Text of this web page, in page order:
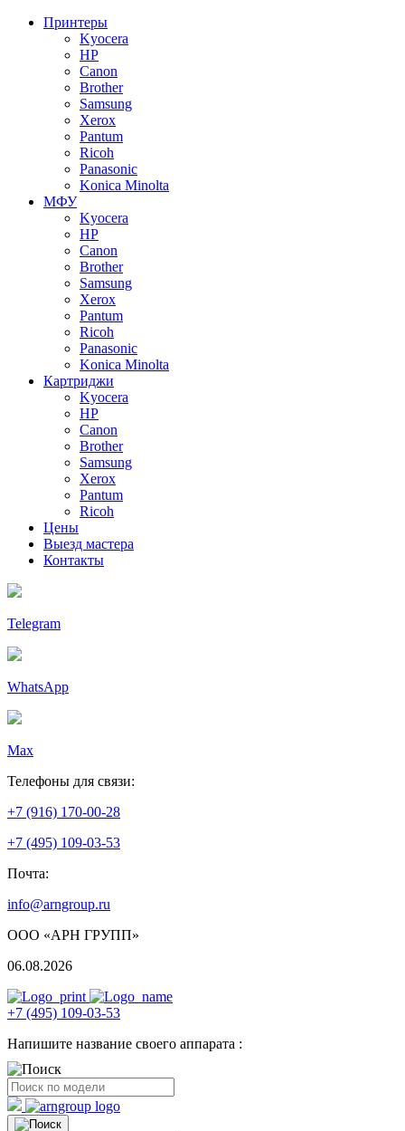
Принтеры
Kyocera
HP
Canon
Brother
Samsung
Xerox
Pantum
Ricoh
Panasonic
Konica Minolta
МФУ
Kyocera
HP
Canon
Brother
Samsung
Xerox
Pantum
Ricoh
Panasonic
Konica Minolta
Картриджи
Kyocera
HP
Canon
Brother
Samsung
Xerox
Pantum
Ricoh
Цены
Выезд мастера
Контакты
Telegram
WhatsApp
Max
Телефоны для связи:
+7 (916) 170-00-28
+7 (495) 109-03-53
Почта:
info@arngroup.ru
ООО «АРН ГРУПП»
06.08.2026
+7 (495) 109-03-53
Напишите название своего аппарата :